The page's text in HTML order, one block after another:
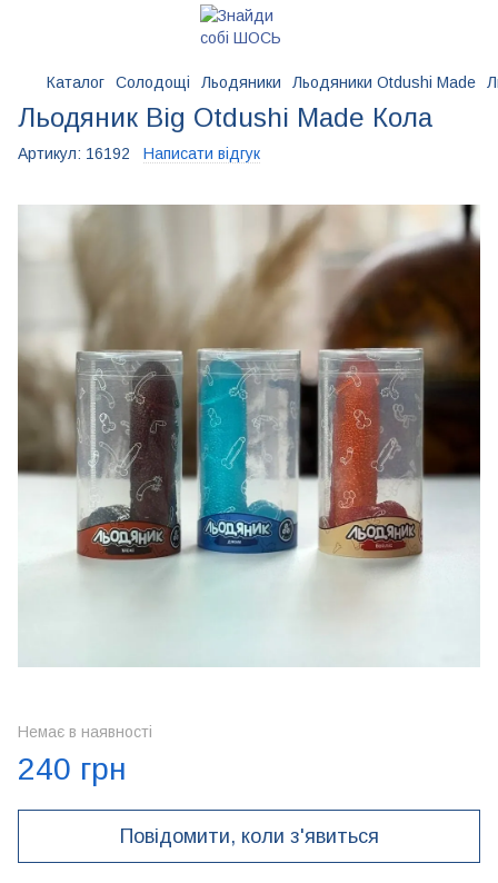
Каталог Солодощі Льодяники Льодяники Otdushi Made
Льодяник Big Otdushi Made Кола
Артикул: 16192 Написати відгук
Немає в наявності
240 грн
Повідомити, коли з'явиться